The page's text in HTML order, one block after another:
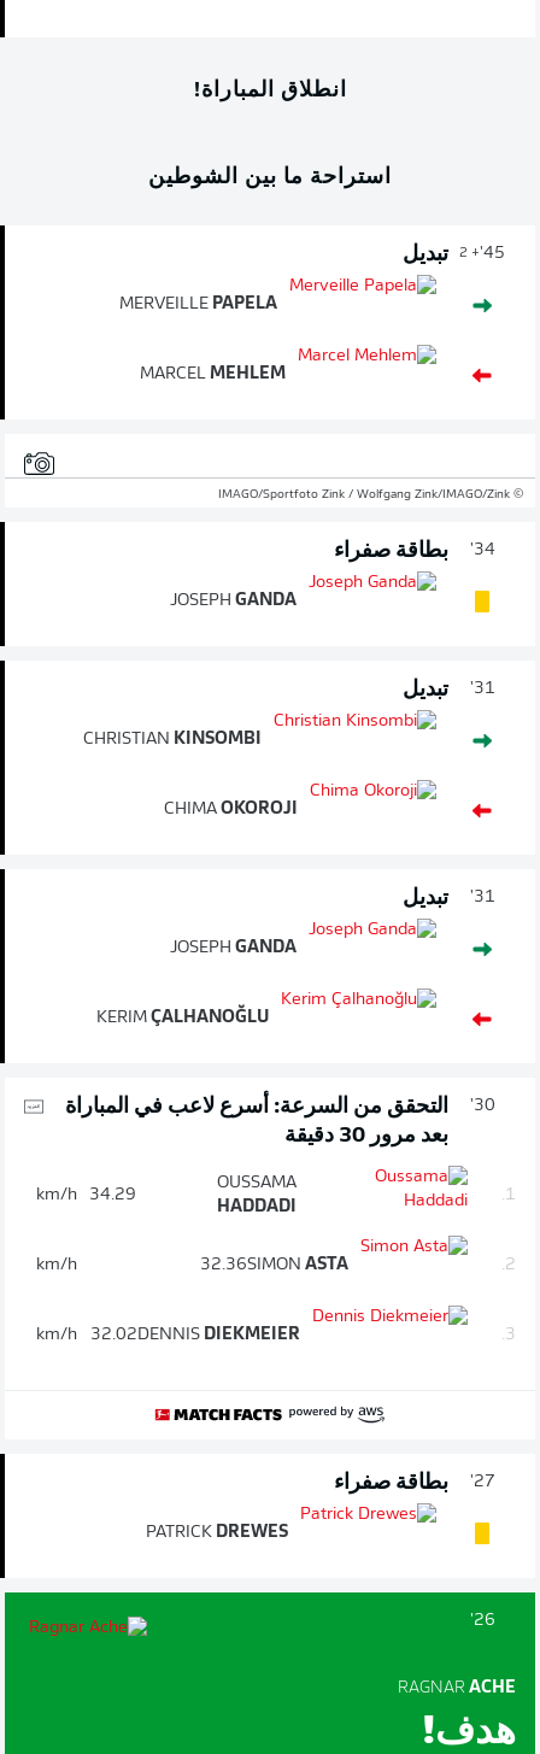
انطلاق المباراة!
استراحة ما بين الشوطين
45'
+ 2 تبديل
MERVEILLE PAPELA
MARCEL MEHLEM
© IMAGO/Sportfoto Zink / Wolfgang Zink/IMAGO/Zink
34' بطاقة صفراء
JOSEPH GANDA
31' تبديل
CHRISTIAN KINSOMBI
CHIMA OKOROJI
31' تبديل
JOSEPH GANDA
KERIM ÇALHANOĞLU
30'
التحقق من السرعة: أسرع لاعب في المباراة
بعد مرور 30 دقيقة
1.
OUSSAMA
HADDADI
34.29
km/h
2.
SIMON ASTA
32.36
km/h
3.
DENNIS DIEKMEIER
32.02
km/h
27' بطاقة صفراء
PATRICK DREWES
26'
RAGNAR ACHE
هدف!